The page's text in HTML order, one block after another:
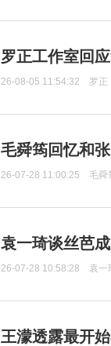
罗正工作室回
26-08-05 11:54:32 罗正
毛舜筠回忆和
26-07-28 11:00:25 毛舜
袁一琦谈丝芭
26-07-28 10:58:28 袁一
王濛透露最开